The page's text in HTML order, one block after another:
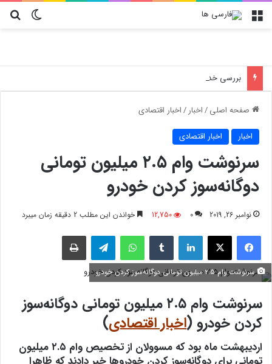
تغییر منو
صفحه اصلی/اخبار/اخبار اقتصادی
اخبار اخبار اقتصادی
سرنوشت وام ۲.۵ میلیون تومانی
دوگانه‌سوز کردن خودرو
نوامبر 26, 2019 0
12,750 خواندن این مطلب 2 دقیقه زمان میبرد
فیسبوک لینکدین واتس آپ
سرنوشت وام ۲.۵ میلیون تومانی دوگانه‌سوز کردن خودرو
سرنوشت وام ۲.۵ میلیون تومانی دوگانه‌سوز
کردن خودرو (اخبار اقتصادی)
اردیبهشت ماه بود که مسوولان از تخصیص وام ۲.۵ میلیون